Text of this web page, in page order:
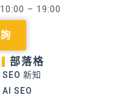
– 19:00
部落格
SEO 新知
AI SEO